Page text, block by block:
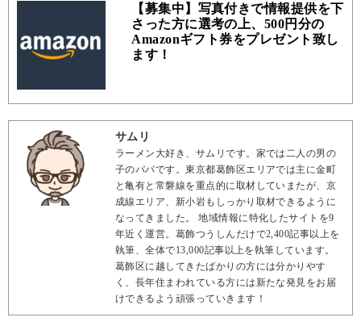
【募集中】写真付きで情報提供を下
さった方に選考の上、500円分の
Amazonギフト券をプレゼント致し
ます！
サムリ
ラーメン大好き、サムリです。家では二人の男の
子のパパです。東京都葛飾区エリアでは主に金町
と亀有と常磐線を重点的に取材していまたが、京
成線エリア、新小岩もしっかり取材できるように
なってきました。 地域情報に特化したサイトを9
年近く運営。葛飾つうしんだけで2,400記事以上を
執筆、全体で13,000記事以上を執筆しています。
葛飾区に越してきたばかりの方には分かりやす
く、長年住まわれている方には新たな発見をお届
けできるよう頑張っていきます！